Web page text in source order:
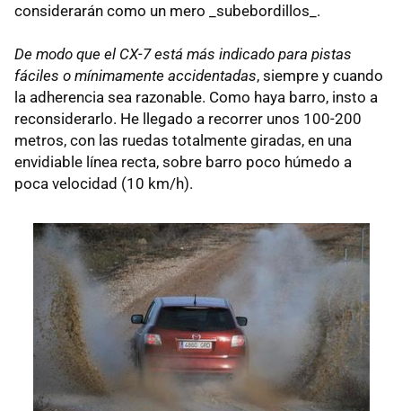
considerarán como un mero _subebordillos_.
De modo que el CX-7 está más indicado para pistas
fáciles o mínimamente accidentadas, siempre y cuando
la adherencia sea razonable. Como haya barro, insto a
reconsiderarlo. He llegado a recorrer unos 100-200
metros, con las ruedas totalmente giradas, en una
envidiable línea recta, sobre barro poco húmedo a
poca velocidad (10 km/h).